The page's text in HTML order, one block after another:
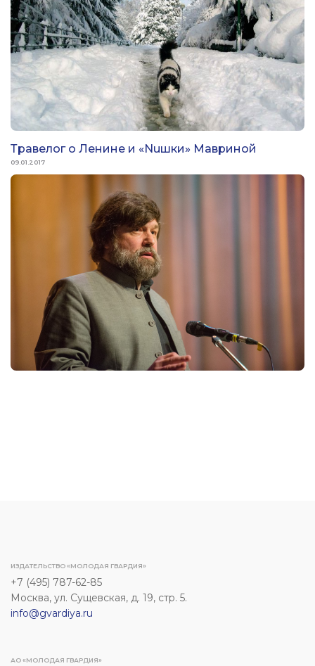
Травелог о Ленине и «Nuшки» Мавриной
09.01.2017
ИЗДАТЕЛЬСТВО «МОЛОДАЯ ГВАРДИЯ»
+7 (495) 787-62-85
Москва, ул. Сущевская, д. 19, стр. 5.
info@gvardiya.ru
АО «МОЛОДАЯ ГВАРДИЯ»